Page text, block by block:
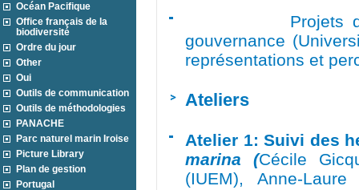
Océan Pacifique
Office français de la
biodiversité
Ordre du jour
Other
Oui
Outils de communication
Outils de méthodologies
PANACHE
Parc naturel marin Iroise
Picture Library
Plan de gestion
Portugal
Projets de
gouvernance
représentations et
Ateliers
Atelier 1: Suivi des
marina (Cécile
(IUEM), Anne-